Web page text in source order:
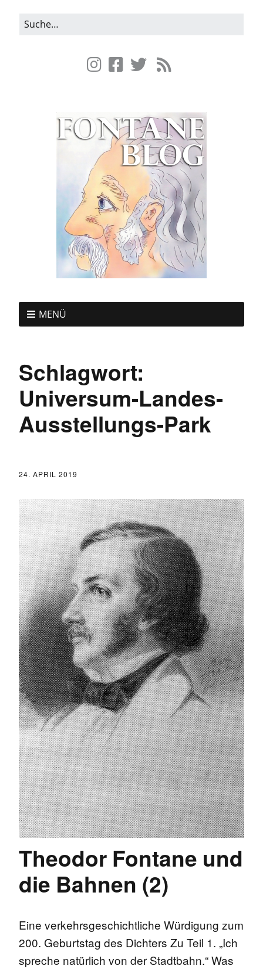
MENÜ
Schlagwort:
Universum-Landes-
Ausstellungs-Park
24. APRIL 2019
Theodor Fontane und
die Bahnen (2)
Eine verkehrsgeschichtliche Würdigung zum
200. Geburtstag des Dichters Zu Teil 1. „Ich
spreche natürlich von der Stadtbahn.“ Was